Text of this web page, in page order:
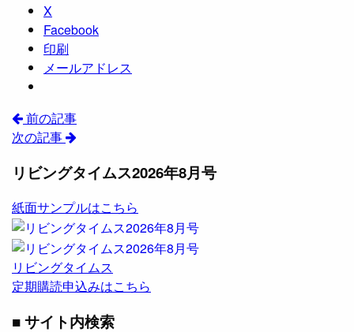
X
Facebook
印刷
メールアドレス
前の記事
次の記事
リビングタイムス2026年8月号
紙面サンプルはこちら
リビングタイムス
定期購読申込みはこちら
■ サイト内検索